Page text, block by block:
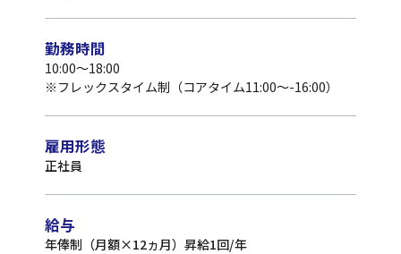
勤務時間
10:00〜18:00
※フレックスタイム制（コアタイム11:00〜-16:00）
雇用形態
正社員
給与
年俸制（月額×12ヵ月）昇給1回/年